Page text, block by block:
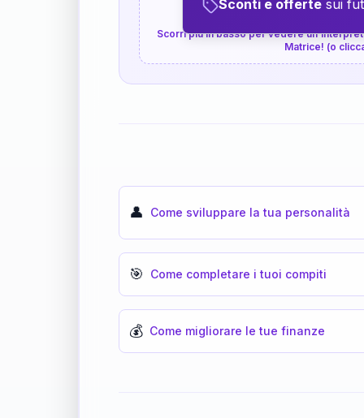
👇 P.S. Interpretazione
Scorri più in basso per vedere
Matrice! (o
👤 Come sviluppare la tua personalità
🎯 Come completare i tuoi compiti
💰 Come migliorare le tue finanze
Sconti e offerte sui